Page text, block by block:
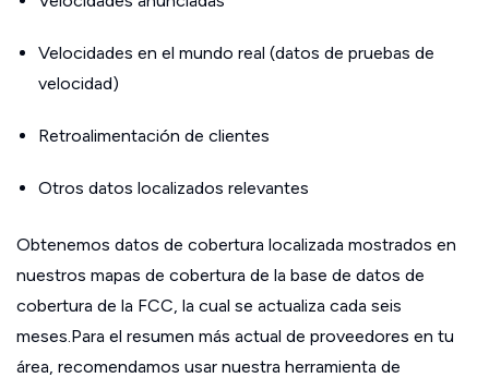
Velocidades en el mundo real (datos de pruebas de
velocidad)
Retroalimentación de clientes
Otros datos localizados relevantes
Obtenemos datos de cobertura localizada mostrados en
nuestros mapas de cobertura de la base de datos de
cobertura de la FCC, la cual se actualiza cada seis
meses.Para el resumen más actual de proveedores en tu
área, recomendamos usar nuestra herramienta de